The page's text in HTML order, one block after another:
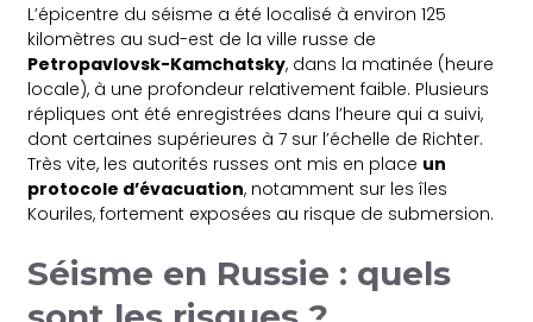
L’épicentre du séisme a été localisé à environ 125
kilomètres au sud-est de la ville russe de
Petropavlovsk-Kamchatsky, dans la matinée (heure
locale), à une profondeur relativement faible. Plusieurs
répliques ont été enregistrées dans l’heure qui a suivi,
dont certaines supérieures à 7 sur l’échelle de Richter.
Très vite, les autorités russes ont mis en place un
protocole d’évacuation, notamment sur les îles
Kouriles, fortement exposées au risque de submersion.
Séisme en Russie : quels